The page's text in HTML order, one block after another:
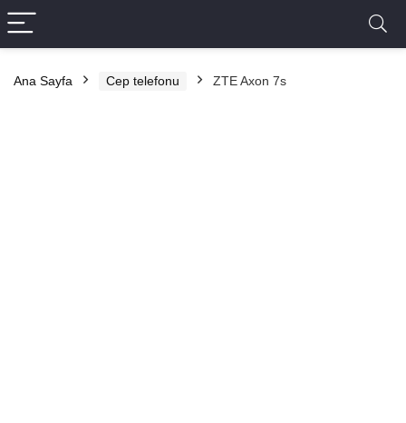
Ana Sayfa Cep telefonu ZTE Axon 7s